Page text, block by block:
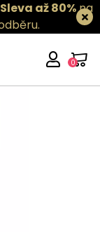
Sleva až 80%na
0